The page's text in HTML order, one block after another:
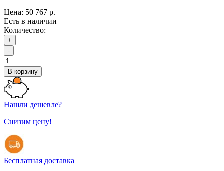
Цена: 50 767 р.
Есть в наличии
Количество:
+
-
В корзину
Нашли дешевле?
Снизим цену!
Бесплатная доставка